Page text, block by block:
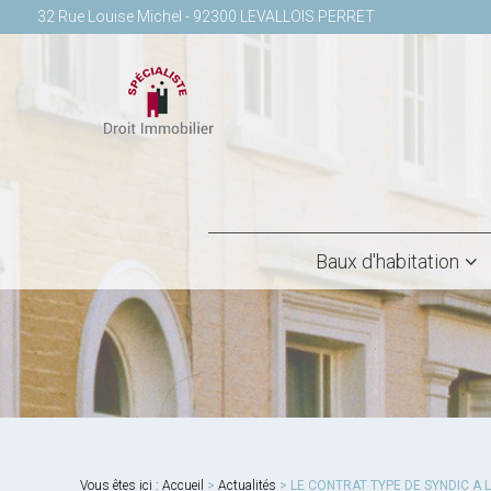
32 Rue Louise Michel - 92300 LEVALLOIS PERRET
Baux d'habitation
Vous êtes ici : Accueil > Actualités > LE CONTRAT TYPE DE SYNDIC A